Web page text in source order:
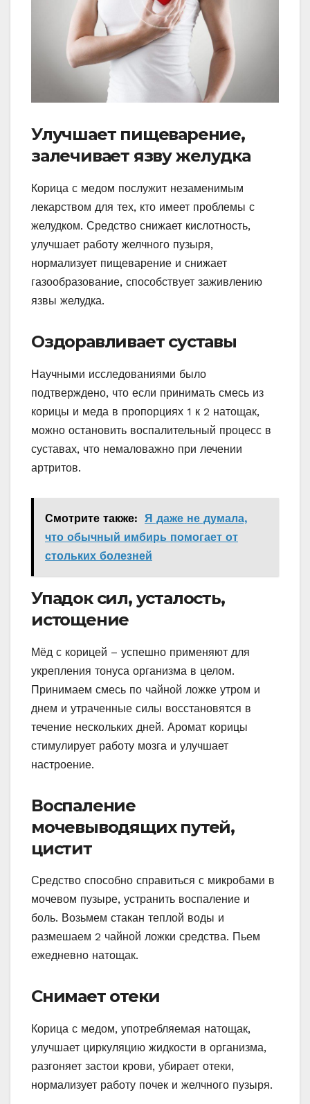
Улучшает пищеварение,
залечивает язву желудка
Корица с медом послужит незаменимым
лекарством для тех, кто имеет проблемы с
желудком. Средство снижает кислотность,
улучшает работу желчного пузыря,
нормализует пищеварение и снижает
газообразование, способствует заживлению
язвы желудка.
Оздоравливает суставы
Научными исследованиями было
подтверждено, что если принимать смесь из
корицы и меда в пропорциях 1 к 2 натощак,
можно остановить воспалительный процесс в
суставах, что немаловажно при лечении
артритов.
Смотрите также: Я даже не думала,
что обычный имбирь помогает от
стольких болезней
Упадок сил, усталость,
истощение
Мёд с корицей – успешно применяют для
укрепления тонуса организма в целом.
Принимаем смесь по чайной ложке утром и
днем и утраченные силы восстановятся в
течение нескольких дней. Аромат корицы
стимулирует работу мозга и улучшает
настроение.
Воспаление
мочевыводящих путей,
цистит
Средство способно справиться с микробами в
мочевом пузыре, устранить воспаление и
боль. Возьмем стакан теплой воды и
размешаем 2 чайной ложки средства. Пьем
ежедневно натощак.
Снимает отеки
Корица с медом, употребляемая натощак,
улучшает циркуляцию жидкости в организма,
разгоняет застои крови, убирает отеки,
нормализует работу почек и желчного пузыря.